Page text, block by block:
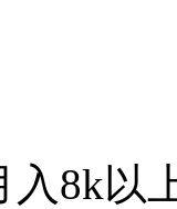
入8k以